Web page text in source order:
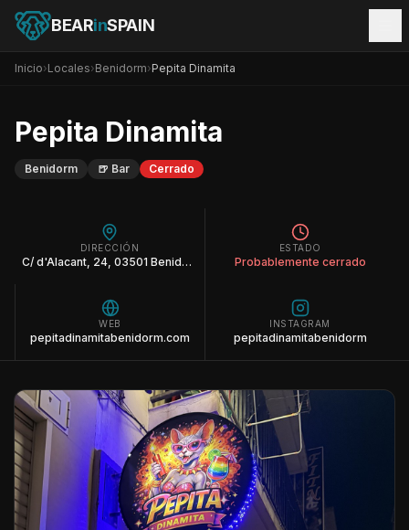
BEARinSPAIN
Inicio›Locales›Benidorm›Pepita Dinamita
Pepita Dinamita
Benidorm 🍺 Bar Cerrado
DIRECCIÓN
C/ d'Alacant, 24, 03501 Benidorm, Alicante
ESTADO
Probablemente cerrado
WEB
pepitadinamitabenidorm.com
INSTAGRAM
pepitadinamitabenidorm